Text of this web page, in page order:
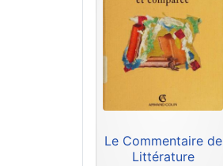
Le Commentaire de
Littérature